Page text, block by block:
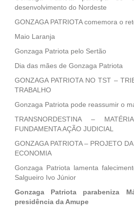
desenvolvimento do Nordeste
GONZAGA PATRIOTA comemora o
Maio Laranja
Gonzaga Patriota pelo Sertão
Dia das mães de Gonzaga Patriota
GONZAGA PATRIOTA NO TST –
TRABALHO
Gonzaga Patriota pode reassumir o
TRANSNORDESTINA –
FUNDAMENTA AÇÃO JUDICIAL
GONZAGA PATRIOTA – PROJETO
ECONOMIA
Gonzaga Patriota lamenta
Salgueiro Ivo Júnior
Gonzaga Patriota parabeniza
presidência da Amupe